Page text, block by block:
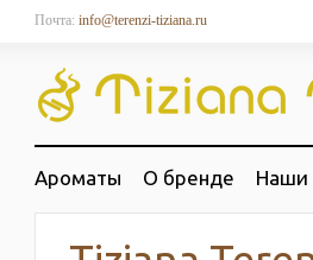
Почта: info@terenzi-tiziana.ru
Ароматы О бренде Наши